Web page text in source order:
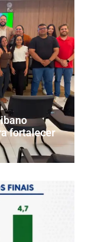
fortalecer